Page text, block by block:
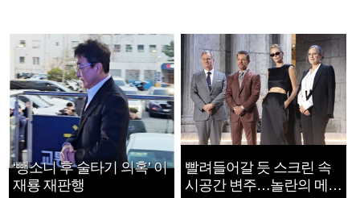
‘뺑소니 후 술타기 의혹’ 이
재룡 재판행
빨려들어갈 듯 스크린 속
시공간 변주…놀란의 메시